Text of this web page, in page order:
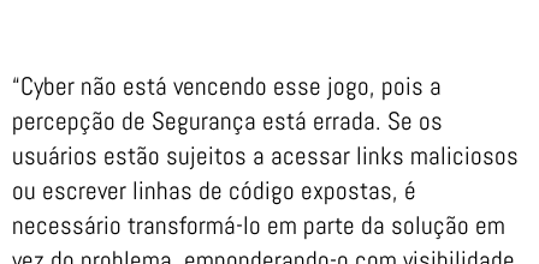
“Cyber não está vencendo esse jogo, pois a
percepção de Segurança está errada. Se os
usuários estão sujeitos a acessar links maliciosos
ou escrever linhas de código expostas, é
necessário transformá-lo em parte da solução em